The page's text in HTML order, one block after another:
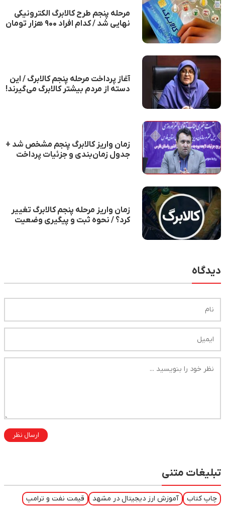
مرحله پنجم طرح کالابرگ الکترونیکی
نهایی شد / کدام افراد ۹۰۰ هزار تومان
آغاز پرداخت مرحله پنجم کالابرگ / این
دسته از مردم بیشتر کالابرگ می‌گیرند!
زمان واریز کالابرگ پنجم مشخص شد +
جدول زمان‌بندی و جزئیات پرداخت
زمان واریز مرحله پنجم کالابرگ تغییر
کرد؟ / نحوه ثبت و پیگیری وضعیت
دیدگاه
ارسال نظر
تبلیغات متنی
چاپ کتاب آموزش ارز دیجیتال در مشهد قیمت نفت و ترامپ